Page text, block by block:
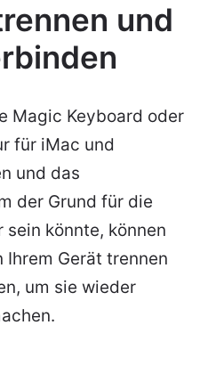
und
Magic Keyboard oder
für iMac und
und das
der Grund für die
könnte, können
Ihrem Gerät trennen
um sie wieder